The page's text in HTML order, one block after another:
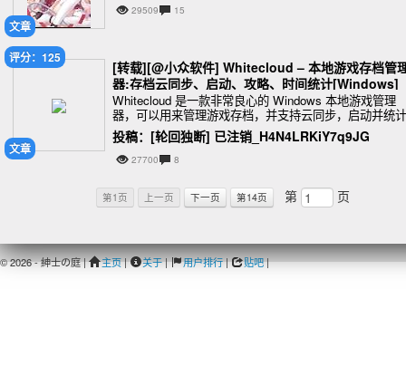
文章
29509 15
文章
评分：125
[转载][@小众软件] Whitecloud – 本地游戏存档管
器:存档云同步、启动、攻略、时间统计[Windows]
Whitecloud 是一款非常良心的 Windows 本地游戏管理
器，可以用来管理游戏存档，并支持云同步，启动并统计
游戏时间，以及方便的查阅攻略。@Appinn
投稿：[轮回独断] 已注销_H4N4LRKiY7q9JG
27700 8
第1页 上一页 下一页 第14页 第 页
© 2026 - 紳士の庭 | 主页| 关于| 用户排行| 贴吧|